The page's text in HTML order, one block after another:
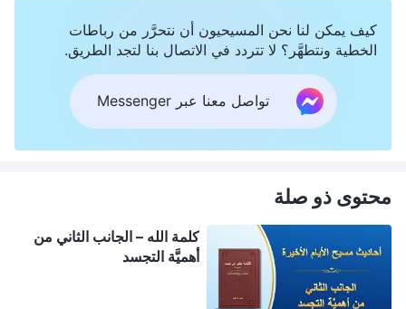
كيف يمكن لنا نحن المسيحيون أن نتحرَّر من رباطات
الخطية ونتطهَّر؟ لا تتردد في الاتصال بنا لتجد الطريق.
تواصل معنا عبر Messenger
محتوى ذو صلة
كلمة الله – الجانب الثاني من
أهميَّة التجسد